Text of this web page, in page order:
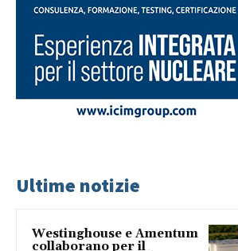
Ultime notizie
Westinghouse e Amentum
collaborano per il